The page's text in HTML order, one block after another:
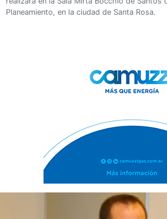
Planeamiento, en la ciudad de Santa Rosa.